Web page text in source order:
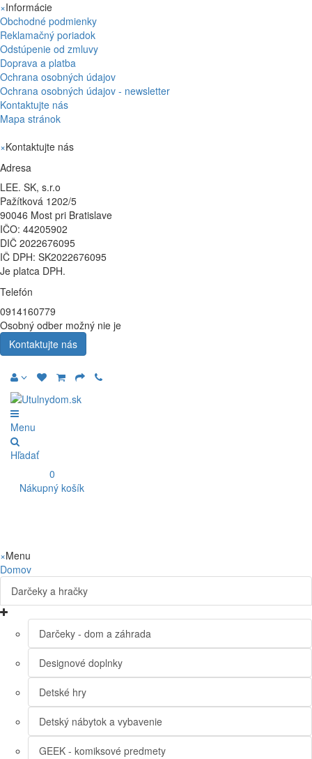
×Informácie
Obchodné podmienky
Reklamačný poriadok
Odstúpenie od zmluvy
Doprava a platba
Ochrana osobných údajov
Ochrana osobných údajov - newsletter
Kontaktujte nás
Mapa stránok
×Kontaktujte nás
Adresa
LEE. SK, s.r.o
Pažítková 1202/5
90046 Most pri Bratislave
IČO: 44205902
DIČ 2022676095
IČ DPH: SK2022676095
Je platca DPH.
Telefón
0914160779
Osobný odber možný nie je
Kontaktujte nás
Menu
Hľadať
0
Nákupný košík
×Menu
Domov
Darčeky a hračky
Darčeky - dom a záhrada
Designové doplnky
Detské hry
Detský nábytok a vybavenie
GEEK - komiksové predmety